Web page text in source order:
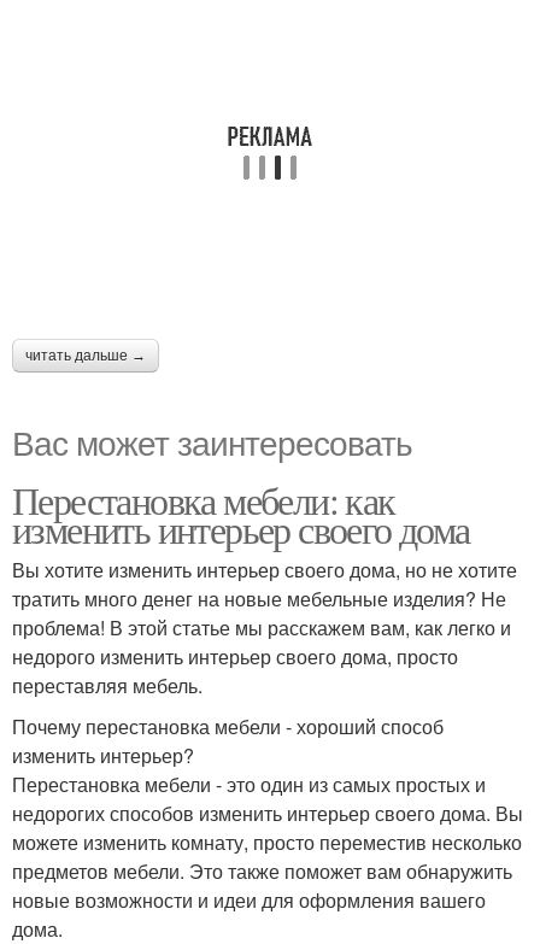
читать дальше →
Вас может заинтересовать
Перестановка мебели: как
изменить интерьер своего дома
Вы хотите изменить интерьер своего дома, но не хотите
тратить много денег на новые мебельные изделия? Не
проблема! В этой статье мы расскажем вам, как легко и
недорого изменить интерьер своего дома, просто
переставляя мебель.
Почему перестановка мебели - хороший способ
изменить интерьер?
Перестановка мебели - это один из самых простых и
недорогих способов изменить интерьер своего дома. Вы
можете изменить комнату, просто переместив несколько
предметов мебели. Это также поможет вам обнаружить
новые возможности и идеи для оформления вашего
дома.